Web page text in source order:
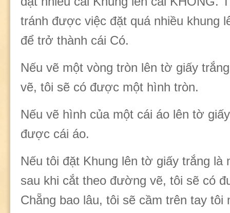
tránh được việc đặt quá nhiều khung
để trở thành cái Có.
Nếu vẽ một vòng tròn lên tờ giấy
vẽ, tôi sẽ có được một hình tròn.
Nếu vẽ hình của một cái áo lên tờ
được cái áo.
Nếu tôi đặt Khung lên tờ giấy trắng là
sau khi cắt theo đường vẽ, tôi sẽ có
Chẵng bao lâu, tôi sẽ cầm trên tay tôi